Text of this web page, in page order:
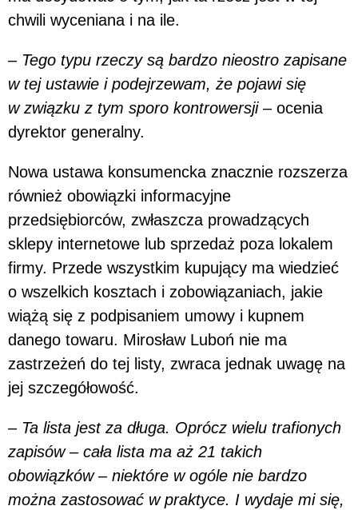
chwili wyceniana i na ile.
– Tego typu rzeczy są bardzo nieostro zapisane
w tej ustawie i podejrzewam, że pojawi się
w związku z tym sporo kontrowersji– ocenia
dyrektor generalny.
Nowa ustawa konsumencka znacznie rozszerza
również obowiązki informacyjne
przedsiębiorców, zwłaszcza prowadzących
sklepy internetowe lub sprzedaż poza lokalem
firmy. Przede wszystkim kupujący ma wiedzieć
o wszelkich kosztach i zobowiązaniach, jakie
wiążą się z podpisaniem umowy i kupnem
danego towaru. Mirosław Luboń nie ma
zastrzeżeń do tej listy, zwraca jednak uwagę na
jej szczegółowość.
– Ta lista jest za długa. Oprócz wielu trafionych
zapisów– cała lista ma aż 21 takich
obowiązków–niektóre w ogóle nie bardzo
można zastosować w praktyce. I wydaje mi się,